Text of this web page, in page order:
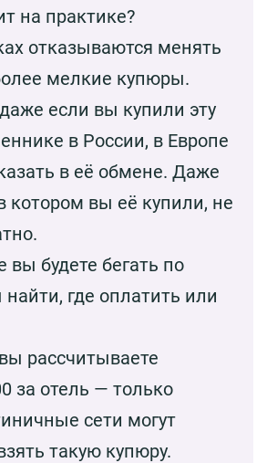
на практике?
отказываются менять
мелкие купюры.
даже если вы купили эту
в России, в Европе
в её обмене. Даже
котором вы её купили, не
вы будете бегать по
найти, где оплатить или
рассчитываете
за отель — только
сети могут
такую купюру.